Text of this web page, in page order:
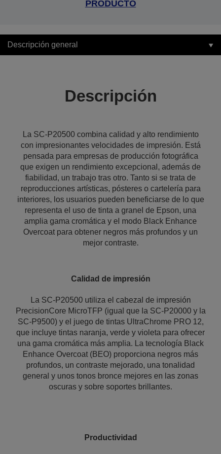
PRODUCTO
Descripción general
Descripción
La SC-P20500 combina calidad y alto rendimiento
con impresionantes velocidades de impresión. Está
pensada para empresas de producción fotográfica
que exigen un rendimiento excepcional, además de
fiabilidad, un trabajo tras otro. Tanto si se trata de
reproducciones artísticas, pósteres o cartelería para
interiores, los usuarios pueden beneficiarse de lo que
representa el uso de tinta a granel de Epson, una
amplia gama cromática y el modo Black Enhance
Overcoat para obtener negros más profundos y un
mejor contraste.
Calidad de impresión
La SC-P20500 utiliza el cabezal de impresión
PrecisionCore MicroTFP (igual que la SC-P20000 y la
SC-P9500) y el juego de tintas UltraChrome PRO 12,
que incluye tintas naranja, verde y violeta para ofrecer
una gama cromática más amplia. La tecnología Black
Enhance Overcoat (BEO) proporciona negros más
profundos, un contraste mejorado, una tonalidad
general y unos tonos bronce mejores en las zonas
oscuras y sobre soportes brillantes.
Productividad